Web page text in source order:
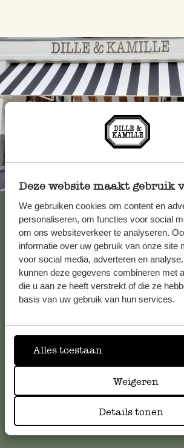
Deze website maakt gebruik
We gebruiken cookies om content en
personaliseren, om functies voor social
om ons websiteverkeer te analyseren.
informatie over uw gebruik van onze site
voor social media, adverteren en
kunnen deze gegevens combineren met
die u aan ze heeft verstrekt of die ze
basis van uw gebruik van hun services.
Alles toestaan
Weigeren
Details tonen
Toujours à proximité
Voir les 62 magasins
Service clientèle
Pour toute question ou demande de
veuillez contacter notre service clientèle.
serviceclientele@dille-kamille.com